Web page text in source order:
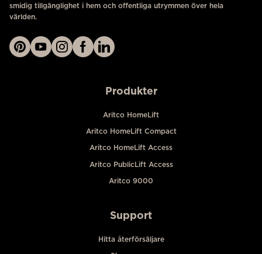
smidig tillgänglighet i hem och offentliga utrymmen över hela
världen.
Produkter
Aritco HomeLift
Aritco HomeLift Compact
Aritco HomeLift Access
Aritco PublicLift Access
Aritco 9000
Support
Hitta återförsäljare